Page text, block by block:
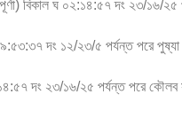
বিকাল ঘ ০২:১৪:৫৭ দং ২৩/১৬/২৫
দং ১২/২৩/৫ পর্যন্ত পরে পুষ্যা
দং ২৩/১৬/২৫ পর্যন্ত পরে